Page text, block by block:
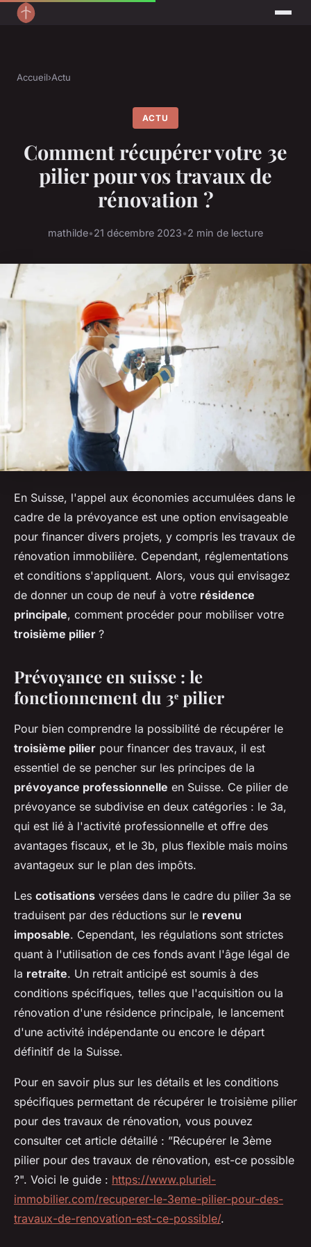
Accueil›Actu
ACTU
Comment récupérer votre 3e
pilier pour vos travaux de
rénovation ?
mathilde•21 décembre 2023•2 min de lecture
En Suisse, l'appel aux économies accumulées dans le
cadre de la prévoyance est une option envisageable
pour financer divers projets, y compris les travaux de
rénovation immobilière. Cependant, réglementations
et conditions s'appliquent. Alors, vous qui envisagez
de donner un coup de neuf à votre résidence
principale, comment procéder pour mobiliser votre
troisième pilier ?
Prévoyance en suisse : le
fonctionnement du 3ᵉ pilier
Pour bien comprendre la possibilité de récupérer le
troisième pilier pour financer des travaux, il est
essentiel de se pencher sur les principes de la
prévoyance professionnelle en Suisse. Ce pilier de
prévoyance se subdivise en deux catégories : le 3a,
qui est lié à l'activité professionnelle et offre des
avantages fiscaux, et le 3b, plus flexible mais moins
avantageux sur le plan des impôts.
Les cotisations versées dans le cadre du pilier 3a se
traduisent par des réductions sur le revenu
imposable. Cependant, les régulations sont strictes
quant à l'utilisation de ces fonds avant l'âge légal de
la retraite. Un retrait anticipé est soumis à des
conditions spécifiques, telles que l'acquisition ou la
rénovation d'une résidence principale, le lancement
d'une activité indépendante ou encore le départ
définitif de la Suisse.
Pour en savoir plus sur les détails et les conditions
spécifiques permettant de récupérer le troisième pilier
pour des travaux de rénovation, vous pouvez
consulter cet article détaillé : ”Récupérer le 3ème
pilier pour des travaux de rénovation, est-ce possible
?". Voici le guide : https://www.pluriel-
immobilier.com/recuperer-le-3eme-pilier-pour-des-
travaux-de-renovation-est-ce-possible/.